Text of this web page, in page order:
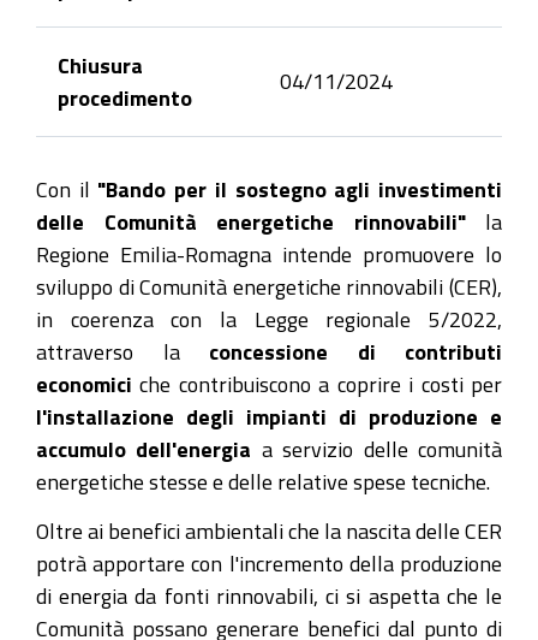
Chiusura
procedimento
04/11/2024
Con il "Bando per il sostegno agli investimenti
delle Comunità energetiche rinnovabili"la
Regione Emilia-Romagna intende promuovere lo
sviluppo di Comunità energetiche rinnovabili (CER),
in coerenza con la Legge regionale 5/2022,
attraverso la concessione di contributi
economici che contribuiscono a coprire i costi per
l'installazione degli impianti di produzione e
accumulo dell'energia a servizio delle comunità
energetiche stesse e delle relative spese tecniche.
Oltre ai benefici ambientali che la nascita delle CER
potrà apportare con l'incremento della produzione
di energia da fonti rinnovabili, ci si aspetta che le
Comunità possano generare benefici dal punto di